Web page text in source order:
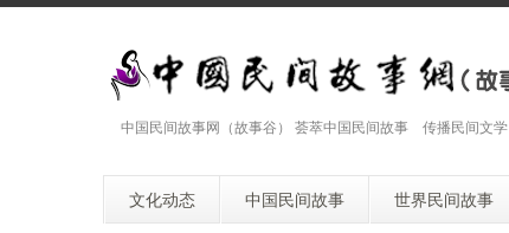
中国民间故事网（故事谷） 荟萃中国民间故事 传播民间文学
文化动态 中国民间故事 世界民间故事